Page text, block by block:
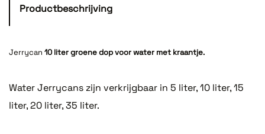
Productbeschrijving
Jerrycan 10 liter groene dop voor water met kraantje.
Water Jerrycans zijn verkrijgbaar in 5 liter, 10 liter, 15
liter, 20 liter, 35 liter.